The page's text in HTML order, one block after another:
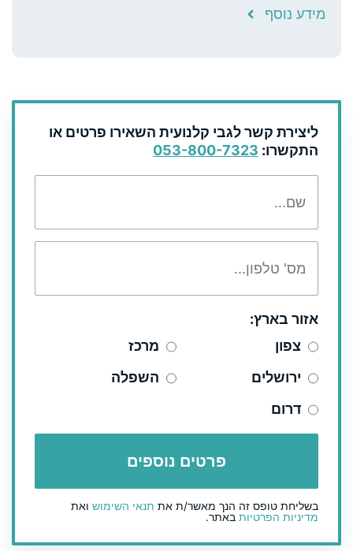
מידע נוסף
ליצירת קשר לגבי קלנועית השאירו פרטים או
התקשרו: 053-800-7323
אזור בארץ:
צפון
מרכז
ירושלים
השפלה
דרום
בשליחת טופס זה הנך מאשר/ת את תנאי השימוש ואת
מדיניות הפרטיות באתר.